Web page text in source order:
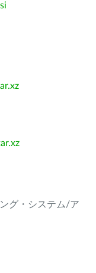
グ・システム/ア